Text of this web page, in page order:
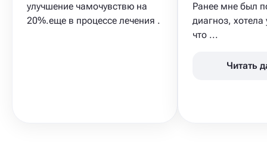
улучшение чамочувствю на
20%.еще в процессе лечения .
Ранее мне был
диагноз, хотела
что ...
Читать